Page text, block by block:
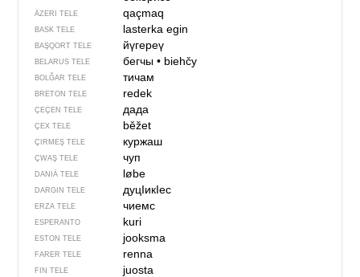
ÄZERI TELE qaçmaq
BASK TELE lasterka egin
BAŞQORT TELE йүгереү
BELARUS TELE бегчы• biehčy
BOLĞAR TELE тичам
BRETON TELE redek
ÇEÇEN TELE дада
ÇEX TELE běžet
ÇIRMEŞ TELE куржаш
ÇWAŞ TELE чуп
DANIÄ TELE løbe
DARGIN TELE дуцIикIес
ERZA TELE чиемс
ESPERANTO kuri
ESTON TELE jooksma
FARER TELE renna
FIN TELE juosta